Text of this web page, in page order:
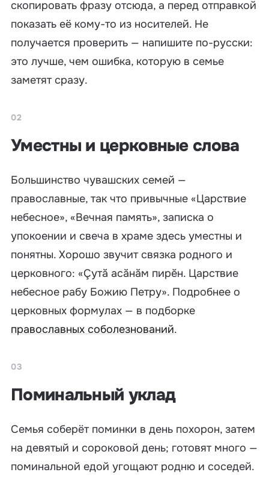
скопировать фразу отсюда, а перед отправкой
показать её кому-то из носителей. Не
получается проверить — напишите по-русски:
это лучше, чем ошибка, которую в семье
заметят сразу.
02
Уместны и церковные слова
Большинство чувашских семей —
православные, так что привычные «Царствие
небесное», «Вечная память», записка о
упокоении и свеча в храме здесь уместны и
понятны. Хорошо звучит связка родного и
церковного: «Çутă асăнăм пирĕн. Царствие
небесное рабу Божию Петру». Подробнее о
церковных формулах — в подборке
православных соболезнований.
03
Поминальный уклад
Семья соберёт поминки в день похорон, затем
на девятый и сороковой день; готовят много —
поминальной едой угощают родню и соседей.